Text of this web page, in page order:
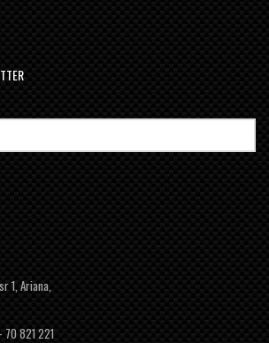
1, Ariana,
821 221